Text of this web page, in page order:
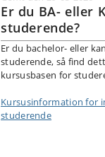
Er du BA- eller
studerende?
Er du bachelor- eller
studerende, så find
kursusbasen for
Kursusinformation for
studerende